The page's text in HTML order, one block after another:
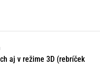
aj v režime 3D (rebríček